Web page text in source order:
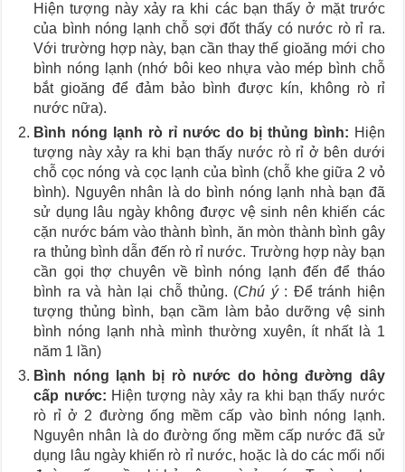
Hiện tượng này xảy ra khi các bạn thấy ở mặt trước
của bình nóng lạnh chỗ sợi đốt thấy có nước rò rỉ ra.
Với trường hợp này, bạn cần thay thế gioăng mới cho
bình nóng lạnh (nhớ bôi keo nhựa vào mép bình chỗ
bắt gioăng để đảm bảo bình được kín, không rò rỉ
nước nữa).
Bình nóng lạnh rò rỉ nước do bị thủng bình: Hiện
tượng này xảy ra khi bạn thấy nước rò rỉ ở bên dưới
chỗ cọc nóng và cọc lạnh của bình (chỗ khe giữa 2 vỏ
bình). Nguyên nhân là do bình nóng lạnh nhà bạn đã
sử dụng lâu ngày không được vệ sinh nên khiến các
cặn nước bám vào thành bình, ăn mòn thành bình gây
ra thủng bình dẫn đến rò rỉ nước. Trường hợp này bạn
cần gọi thợ chuyên về bình nóng lạnh đến để tháo
bình ra và hàn lại chỗ thủng. (Chú ý : Để tránh hiện
tượng thủng bình, bạn cầm làm bảo dưỡng vệ sinh
bình nóng lạnh nhà mình thường xuyên, ít nhất là 1
năm 1 lần)
Bình nóng lạnh bị rò nước do hỏng đường dây
cấp nước: Hiện tượng này xảy ra khi bạn thấy nước
rò rỉ ở 2 đường ống mềm cấp vào bình nóng lạnh.
Nguyên nhân là do đường ống mềm cấp nước đã sử
dụng lâu ngày khiến rò rỉ nước, hoặc là do các mối nối